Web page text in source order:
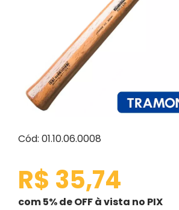
Cód: 01.10.06.0008
R$ 35,74
com 5% de OFF à vista no PIX